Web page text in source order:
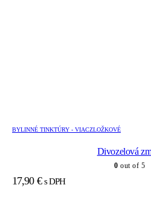
BYLINNÉ TINKTÚRY - VIACZLOŽKOVÉ
Divozelová
0 out of 5
17,90 € s DPH